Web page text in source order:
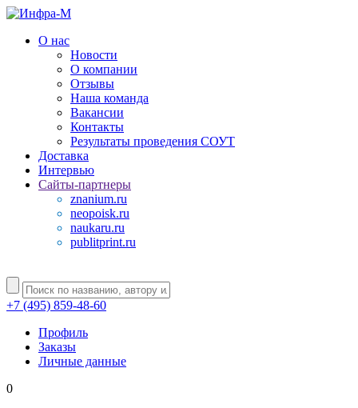
О нас
Новости
О компании
Отзывы
Наша команда
Вакансии
Контакты
Результаты проведения СОУТ
Доставка
Интервью
Сайты-партнеры
znanium.ru
neopoisk.ru
naukaru.ru
publitprint.ru
+7 (495) 859-48-60
Профиль
Заказы
Личные данные
0